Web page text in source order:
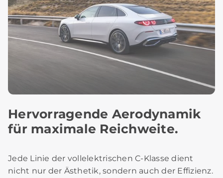
Hervorragende Aerodynamik
für maximale Reichweite.
Jede Linie der vollelektrischen C‑Klasse dient
nicht nur der Ästhetik, sondern auch der Effizienz.